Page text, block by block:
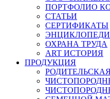
ПОРТФОЛИО
СТАТЬИ
СЕРТИФИКАТЫ
ОХРАНА ТРУДА
ART ИСТОРИЯ
ПРОДУКЦИЯ